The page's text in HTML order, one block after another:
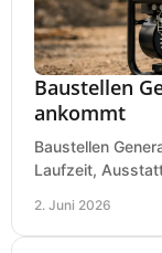
Baustellen
ankommt
Baustellen
Laufzeit,
2. Juni 2026